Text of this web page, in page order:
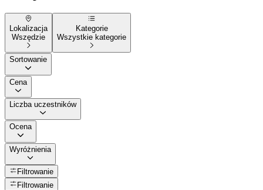
Lokalizacja
Wszędzie
Kategorie
Wszystkie kategorie
Sortowanie
Cena
Liczba uczestników
Ocena
Wyróżnienia
Filtrowanie
Filtrowanie